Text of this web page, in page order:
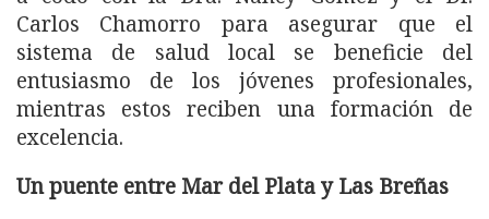
Carlos Chamorro para asegurar que el
sistema de salud local se beneficie del
entusiasmo de los jóvenes profesionales,
mientras estos reciben una formación de
excelencia.
Un puente entre Mar del Plata y Las Breñas